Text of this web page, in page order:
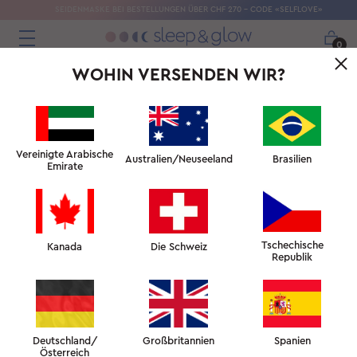
SEIDENMASKE BEI BESTELLUNGEN ÜBER CHF 270 – CODE «SELFLOVE»
0
WOHIN VERSENDEN WIR?
Vereinigte Arabische
Emirate
Australien/Neuseeland Brasilien
Kanada Die Schweiz
Tschechische
Republik
Deutschland/
Österreich
Großbritannien Spanien